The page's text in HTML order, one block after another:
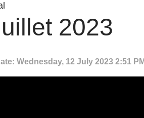
2023
Wednesday, 12 July 2023 2:51